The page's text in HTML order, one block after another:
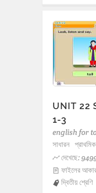
UNIT 22
1-3
english for
সাধারন
দেখেছে:
ফাইলের
দ্বিতীয় শ্রেণি